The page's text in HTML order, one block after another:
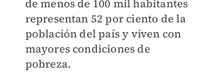
de menos de 100 mil habitantes
representan 52 por ciento de la
población del país y viven con
mayores condiciones de
pobreza.